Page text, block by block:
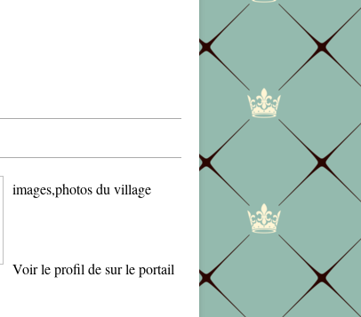
images,photos du village
Voir le profil desur le portail